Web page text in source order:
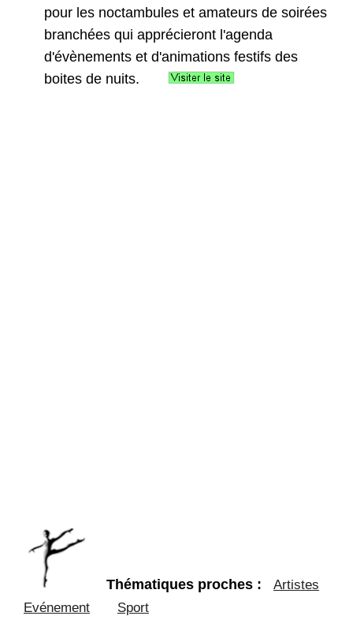
pour les noctambules et amateurs de soirées
branchées qui apprécieront l'agenda
d'évènements et d'animations festifs des
boites de nuits.
Thématiques proches :
Artistes
Evénement
Sport